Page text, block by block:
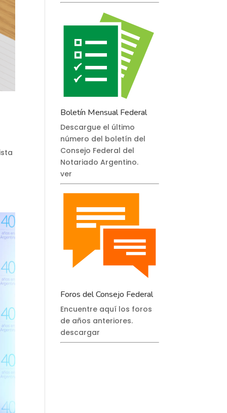
Boletín Mensual Federal
Descargue el último
número del boletín del
Consejo Federal del
Notariado Argentino.
ver
Foros del Consejo Federal
Encuentre aquí los foros
de años anteriores.
descargar